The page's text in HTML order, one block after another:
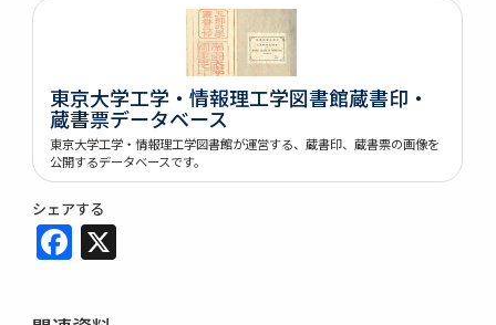
東京大学工学・情報理工学図書館蔵書印・
蔵書票データベース
東京大学工学・情報理工学図書館が運営する、蔵書印、蔵書票の画像を
公開するデータベースです。
シェアする
Facebook